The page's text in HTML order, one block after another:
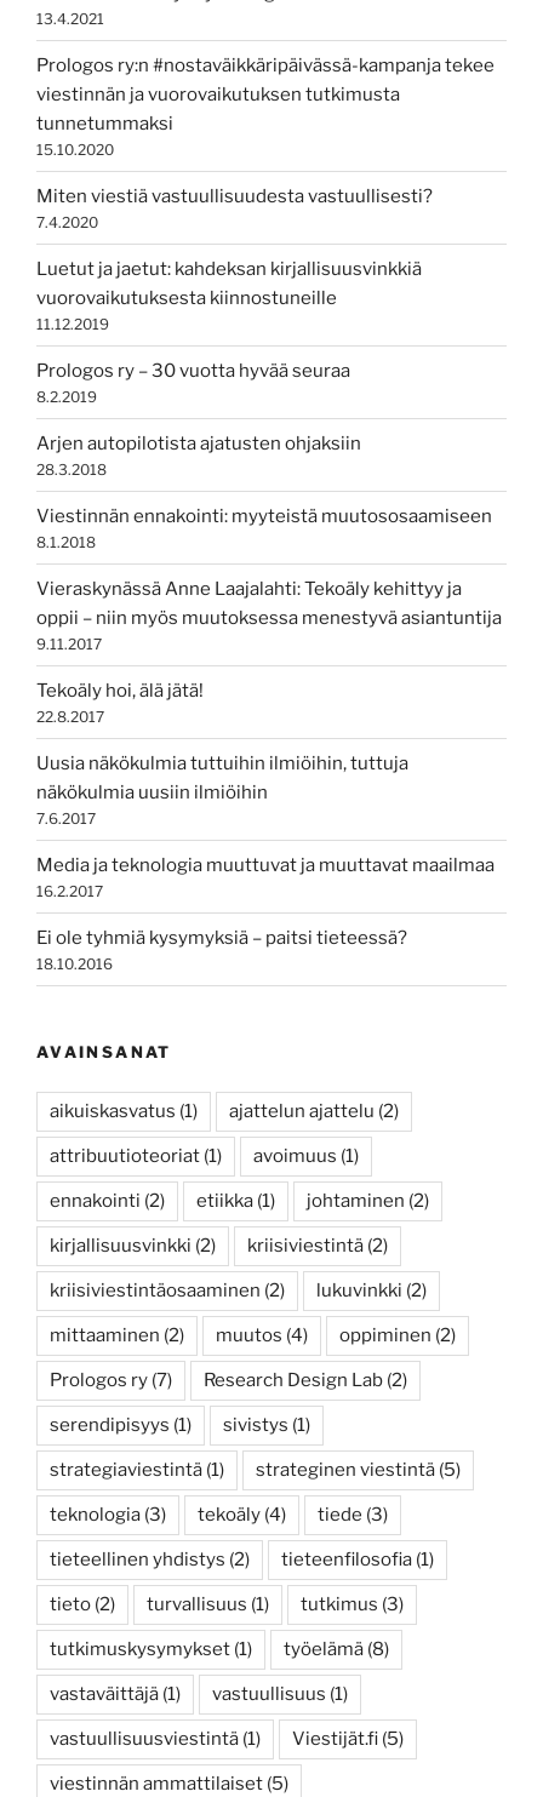
13.4.2021
Prologos ry:n #nostaväikkäripäivässä-kampanja tekee
viestinnän ja vuorovaikutuksen tutkimusta
tunnetummaksi
15.10.2020
Miten viestiä vastuullisuudesta vastuullisesti?
7.4.2020
Luetut ja jaetut: kahdeksan kirjallisuusvinkkiä
vuorovaikutuksesta kiinnostuneille
11.12.2019
Prologos ry – 30 vuotta hyvää seuraa
8.2.2019
Arjen autopilotista ajatusten ohjaksiin
28.3.2018
Viestinnän ennakointi: myyteistä muutososaamiseen
8.1.2018
Vieraskynässä Anne Laajalahti: Tekoäly kehittyy ja
oppii – niin myös muutoksessa menestyvä asiantuntija
9.11.2017
Tekoäly hoi, älä jätä!
22.8.2017
Uusia näkökulmia tuttuihin ilmiöihin, tuttuja
näkökulmia uusiin ilmiöihin
7.6.2017
Media ja teknologia muuttuvat ja muuttavat maailmaa
16.2.2017
Ei ole tyhmiä kysymyksiä – paitsi tieteessä?
18.10.2016
AVAINSANAT
aikuiskasvatus (1) ajattelun ajattelu (2)
attribuutioteoriat (1) avoimuus (1)
ennakointi (2) etiikka (1) johtaminen (2)
kirjallisuusvinkki (2) kriisiviestintä (2)
kriisiviestintäosaaminen (2) lukuvinkki (2)
mittaaminen (2) muutos (4) oppiminen (2)
Prologos ry (7) Research Design Lab (2)
serendipisyys (1) sivistys (1)
strategiaviestintä (1) strateginen viestintä (5)
teknologia (3) tekoäly (4) tiede (3)
tieteellinen yhdistys (2) tieteenfilosofia (1)
tieto (2) turvallisuus (1) tutkimus (3)
tutkimuskysymykset (1) työelämä (8)
vastaväittäjä (1) vastuullisuus (1)
vastuullisuusviestintä (1) Viestijät.fi (5)
viestinnän ammattilaiset (5)